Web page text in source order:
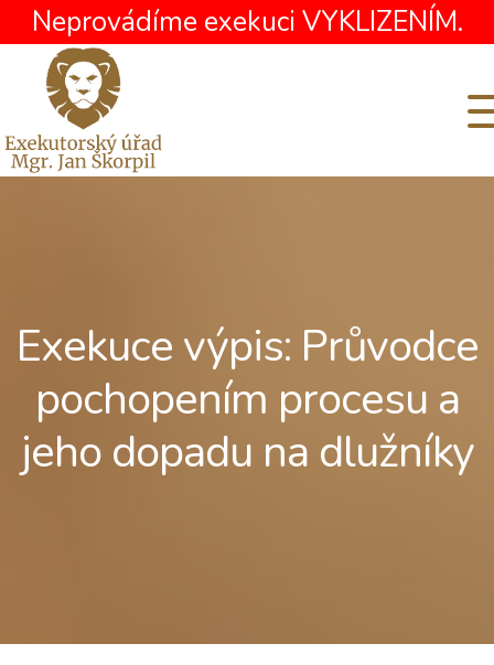
Neprovádíme exekuci VYKLIZENÍM.
Exekuce výpis: Průvodce
pochopením procesu a
jeho dopadu na dlužníky